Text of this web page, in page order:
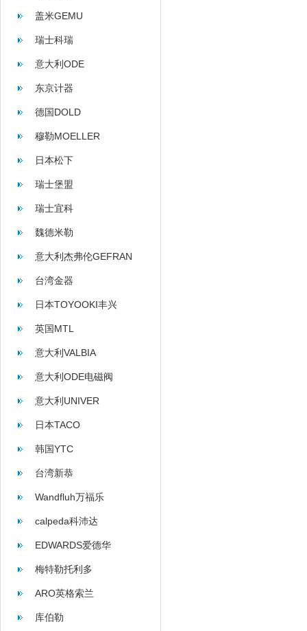
盖米GEMU
瑞士科瑞
意大利ODE
东京计器
德国DOLD
穆勒MOELLER
日本松下
瑞士堡盟
瑞士宜科
魏德米勒
意大利杰弗伦GEFRAN
台湾金器
日本TOYOOKI丰兴
英国MTL
意大利VALBIA
意大利ODE电磁阀
意大利UNIVER
日本TACO
韩国YTC
台湾新恭
Wandfluh万福乐
calpeda科沛达
EDWARDS爱德华
梅特勒托利多
ARO英格索兰
库伯勒